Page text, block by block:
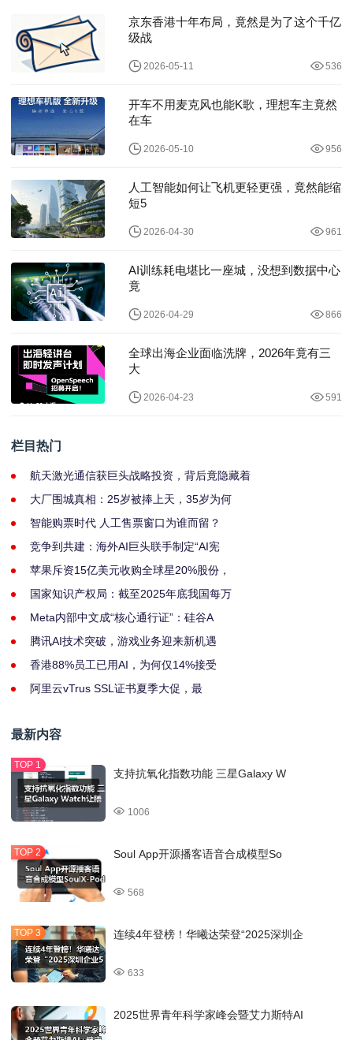
京东香港十年布局，竟然是为了这个千亿
级战
2026-05-11 536
开车不用麦克风也能K歌，理想车主竟然
在车
2026-05-10 956
人工智能如何让飞机更轻更强，竟然能缩
短5
2026-04-30 961
AI训练耗电堪比一座城，没想到数据中心
竟
2026-04-29 866
全球出海企业面临洗牌，2026年竟有三
大
2026-04-23 591
栏目热门
航天激光通信获巨头战略投资，背后竟隐藏着
大厂围城真相：25岁被捧上天，35岁为何
智能购票时代 人工售票窗口为谁而留？
竞争到共建：海外AI巨头联手制定“AI宪
苹果斥资15亿美元收购全球星20%股份，
国家知识产权局：截至2025年底我国每万
Meta内部中文成“核心通行证”：硅谷A
腾讯AI技术突破，游戏业务迎来新机遇
香港88%员工已用AI，为何仅14%接受
阿里云vTrus SSL证书夏季大促，最
最新内容
支持抗氧化指数功能 三星Galaxy W
1006
Soul App开源播客语音合成模型So
568
连续4年登榜！华曦达荣登“2025深圳企
633
2025世界青年科学家峰会暨艾力斯特AI